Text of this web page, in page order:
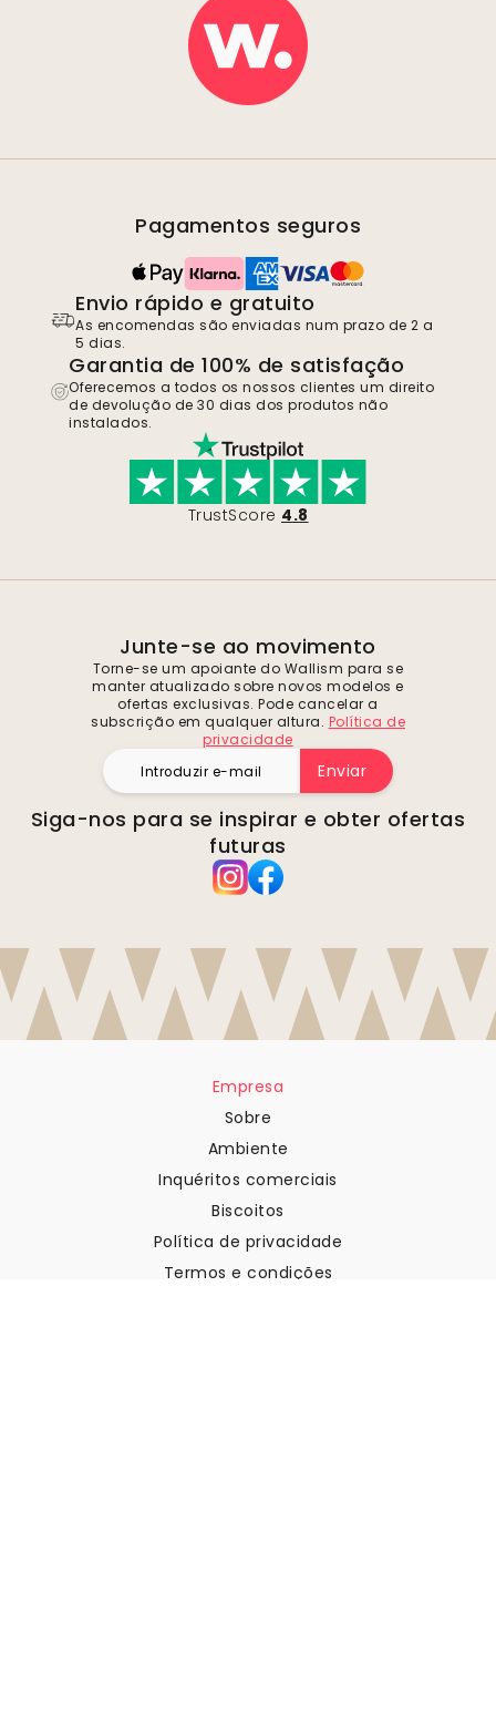
Pagamentos seguros
Envio rápido e gratuito
As encomendas são enviadas num prazo de 2 a
5 dias.
Garantia de 100% de satisfação
Oferecemos a todos os nossos clientes um direito
de devolução de 30 dias dos produtos não
instalados.
TrustScore 4.8
Junte-se ao movimento
Torne-se um apoiante do Wallism para se
manter atualizado sobre novos modelos e
ofertas exclusivas. Pode cancelar a
subscrição em qualquer altura. Política de
privacidade
Enviar
Siga-nos para se inspirar e obter ofertas
futuras
Empresa
Sobre
Ambiente
Inquéritos comerciais
Biscoitos
Política de privacidade
Termos e condições